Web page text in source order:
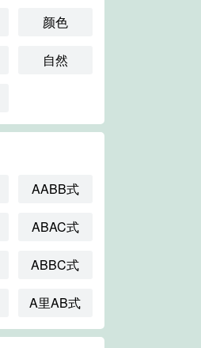
颜色
自然
AABB式
ABAC式
ABBC式
A里AB式